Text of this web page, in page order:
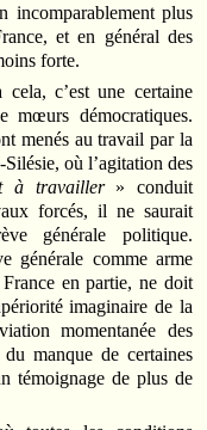
incomparablement plus
et en général des
forte.
c’est une certaine
démocratiques.
menés au travail par la
où l’agitation des
à travailler» conduit
forcés, il ne saurait
générale politique.
générale comme arme
en partie, ne doit
imaginaire de la
momentanée des
manque de certaines
témoignage de plus de